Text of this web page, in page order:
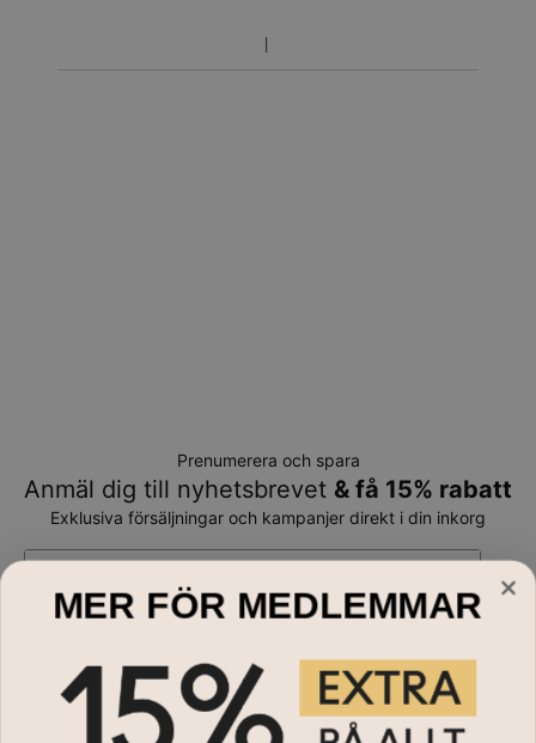
Prenumerera och spara
Anmäl dig till nyhetsbrevet & få 15% rabatt
Exklusiva försäljningar och kampanjer direkt i din inkorg
Handla till
MER FÖR MEDLEMMAR